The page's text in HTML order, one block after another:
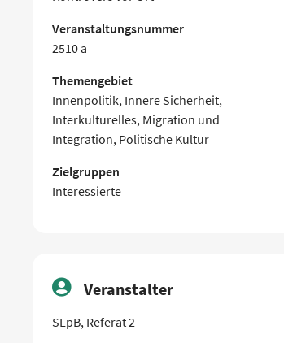
Veranstaltungsnummer
2510 a
Themengebiet
Innenpolitik, Innere Sicherheit,
Interkulturelles, Migration und
Integration, Politische Kultur
Zielgruppen
Interessierte
Veranstalter
SLpB, Referat 2